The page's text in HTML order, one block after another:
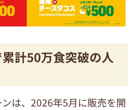
計50万食突破の人
は、2026年5月に販売を開